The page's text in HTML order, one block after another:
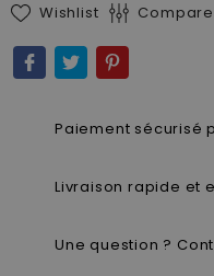
Wishlist
Compare
Paiement sécurisé
Livraison rapide et
Une question ?